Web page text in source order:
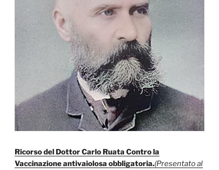
Ricorso del Dottor Carlo Ruata Contro la
Vaccinazione antivaiolosa obbligatoria.(Presentato al